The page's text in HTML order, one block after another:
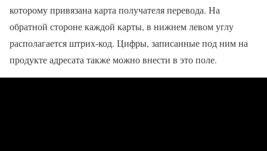
которому привязана карта получателя перевода. На
обратной стороне каждой карты, в нижнем левом углу
располагается штрих-код. Цифры, записанные под ним на
продукте адресата также можно внести в это поле.